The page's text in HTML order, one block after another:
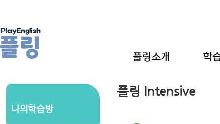
나의학습방
플링 Intensive